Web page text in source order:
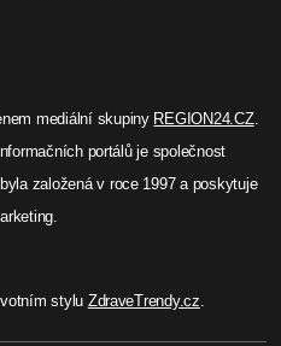
mediální skupiny REGION24.CZ.
portálů je společnost
založená v roce 1997 a poskytuje
stylu ZdraveTrendy.cz